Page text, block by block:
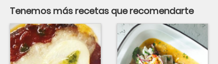
Tenemos más recetas que recomendarte